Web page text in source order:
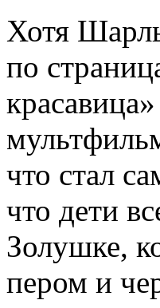
Хотя
по
что стал
что дети
Золушке,
пером и